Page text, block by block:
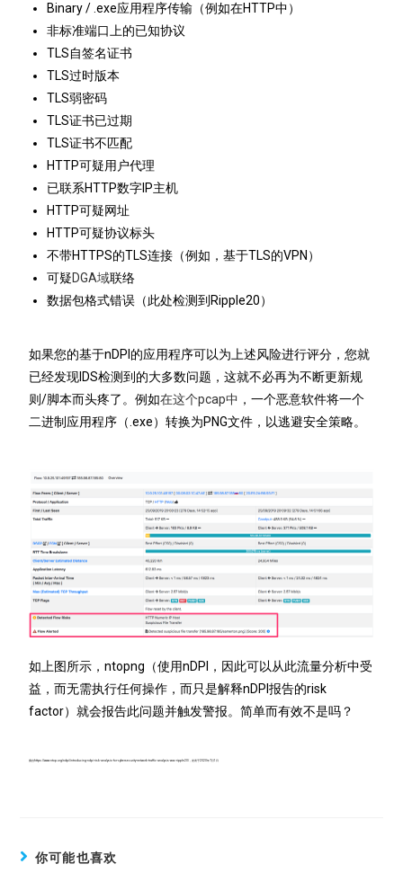
Binary / .exe应用程序传输（例如在HTTP中）
非标准端口上的已知协议
TLS自签名证书
TLS过时版本
TLS弱密码
TLS证书已过期
TLS证书不匹配
HTTP可疑用户代理
已联系HTTP数字IP主机
HTTP可疑网址
HTTP可疑协议标头
不带HTTPS的TLS连接（例如，基于TLS的VPN）
可疑DGA域联络
数据包格式错误（此处检测到Ripple20）
如果您的基于nDPI的应用程序可以为上述风险进行评分，您就
已经发现IDS检测到的大多数问题，这就不必再为不断更新规
则/脚本而头疼了。例如在这个pcap中 ，一个恶意软件将一个
二进制应用程序（.exe）转换为PNG文件，以逃避安全策略。
如上图所示，ntopng（使用nDPI，因此可以从此流量分析中受
益，而无需执行任何操作，而只是解释nDPI报告的risk
factor）就会报告此问题并触发警报。简单而有效不是吗？
摘自https://www.ntop.org/ndpi/introducing-ndpi-risk-analysis-for-cybersecurity-network-traffic-analysis-was-ripple20/，发表于2020年7月1日
你可能也喜欢